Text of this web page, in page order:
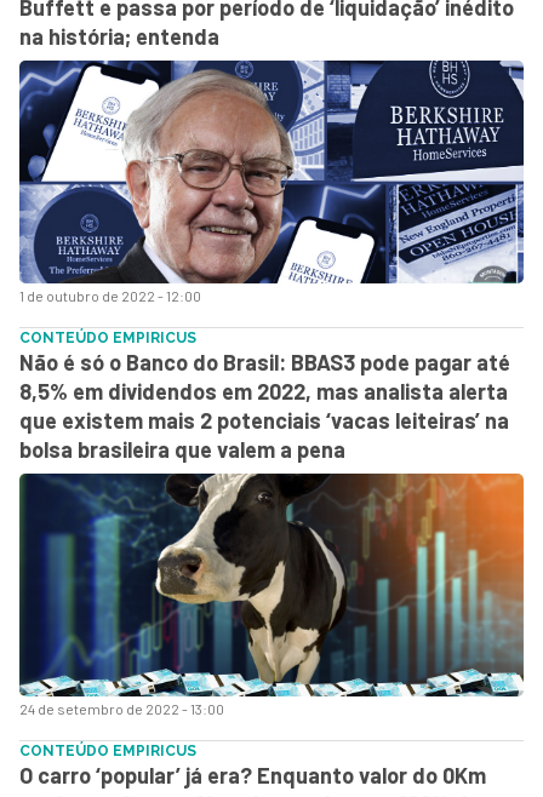
1 de outubro de 2022 - 12:00
Buffett e passa por período de ‘liquidação’ inédito
na história; entenda
24 de setembro de 2022 - 13:00
CONTEÚDO EMPIRICUS
Não é só o Banco do Brasil: BBAS3 pode pagar até
8,5% em dividendos em 2022, mas analista alerta
que existem mais 2 potenciais ‘vacas leiteiras’ na
bolsa brasileira que valem a pena
CONTEÚDO EMPIRICUS
O carro ‘popular’ já era? Enquanto valor do 0Km